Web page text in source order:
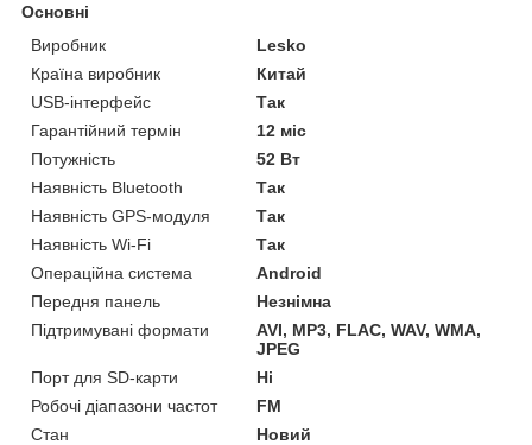
Основні
Виробник
Lesko
Країна виробник
Китай
USB-інтерфейс
Так
Гарантійний термін
12 міс
Потужність
52 Вт
Наявність Bluetooth
Так
Наявність GPS-модуля
Так
Наявність Wi-Fi
Так
Операційна система
Android
Передня панель
Незнімна
Підтримувані формати
AVI, MP3, FLAC, WAV, WMA,
JPEG
Порт для SD-карти
Ні
Робочі діапазони частот
FM
Стан
Новий